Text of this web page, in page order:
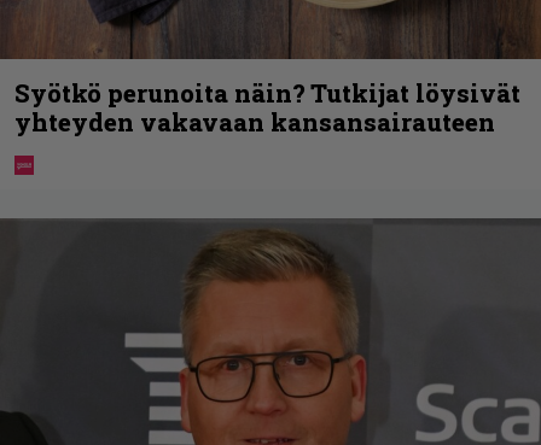
Syötkö perunoita näin? Tutkijat löysivät
yhteyden vakavaan kansansairauteen